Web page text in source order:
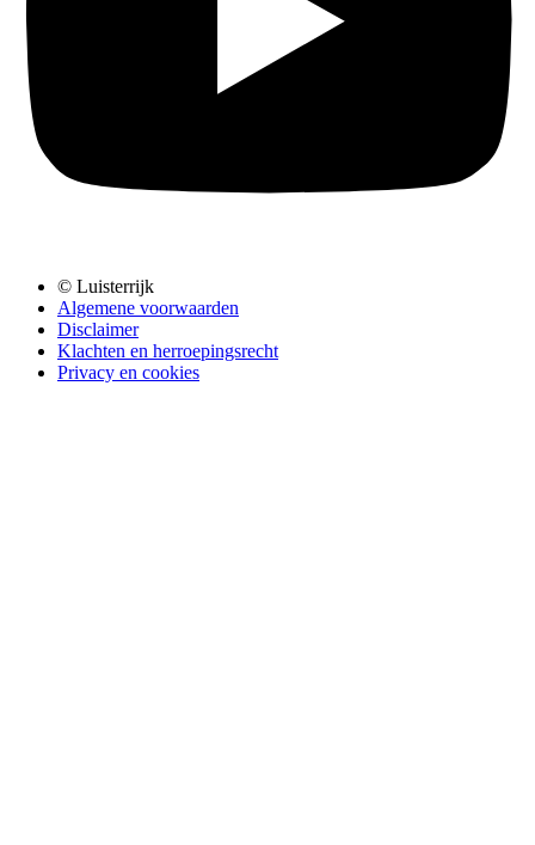
© Luisterrijk
Algemene voorwaarden
Disclaimer
Klachten en herroepingsrecht
Privacy en cookies